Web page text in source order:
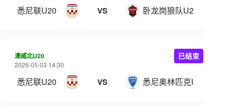
悉尼联U20 VS 卧龙岗狼队U20
澳威北U20
2026-05-03 14:30
悉尼联U20 VS 悉尼奥林匹克U20
已结束